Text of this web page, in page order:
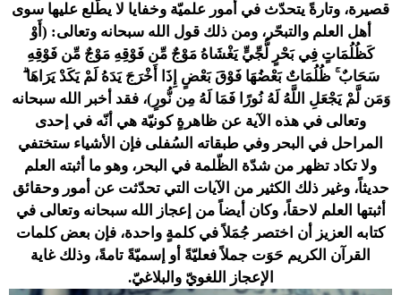
قصيرة، وتارةً يتحدّث في أمور علميّة وخفايا لا يطّلع عليها سوى
أهل العلم والتبحّر، ومن ذلك قول الله سبحانه وتعالى: (أَوْ
كَظُلُمَاتٍ فِي بَحْرٍ لُّجِّيٍّ يَغْشَاهُ مَوْجٌ مِّن فَوْقِهِ مَوْجٌ مِّن فَوْقِهِ
سَحَابٌ ۚ ظُلُمَاتٌ بَعْضُهَا فَوْقَ بَعْضٍ إِذَا أَخْرَجَ يَدَهُ لَمْ يَكَدْ يَرَاهَا ۗ
وَمَن لَّمْ يَجْعَلِ اللَّهُ لَهُ نُورًا فَمَا لَهُ مِن نُّورٍ)، فقد أخبر الله سبحانه
وتعالى في هذه الآية عن ظاهرةٍ كونيّة هي أنّه في إحدى
المراحل في البحر وفي طبقاته السُفلى فإن الأشياء ستختفي
ولا تكاد تظهر من شدّة الظّلمة في البحر، وهو ما أثبته العلم
حديثاً، وغير ذلك الكثير من الآيات التي تحدّثت عن أمور وحقائق
أثبتها العلم لاحقاً، وكان أيضاً من إعجاز الله سبحانه وتعالى في
كتابه العزيز أن اختصر جُمَلاً في كلمةٍ واحدة، فإن بعض كلمات
القرآن الكريم حَوَت جملاً فعليّةً أو إسميّةً تامةً، وذلك غاية
الإعجاز اللغويّ والبلاغيّ.